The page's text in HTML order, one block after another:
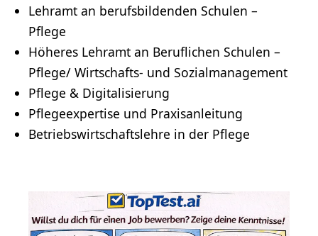
Lehramt an berufsbildenden Schulen –
Pflege
Höheres Lehramt an Beruflichen Schulen –
Pflege/ Wirtschafts- und Sozialmanagement
Pflege & Digitalisierung
Pflegeexpertise und Praxisanleitung
Betriebswirtschaftslehre in der Pflege